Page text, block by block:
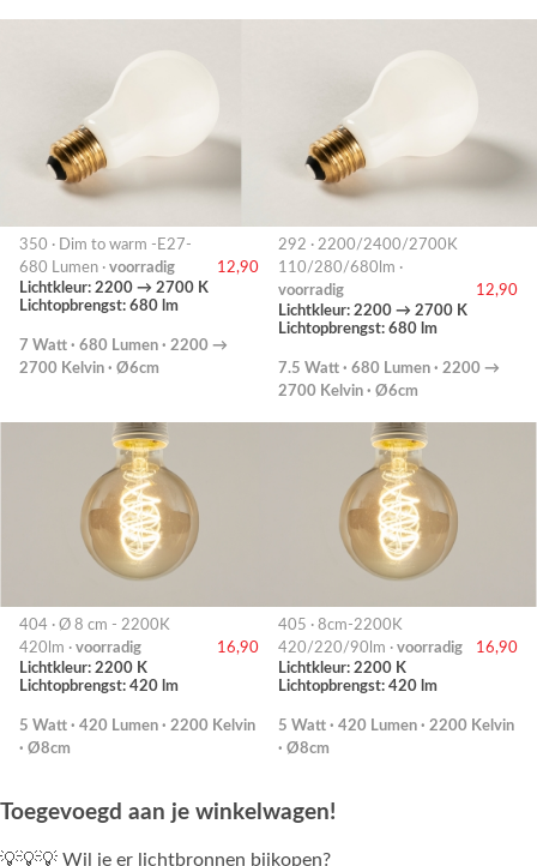
350 · Dim to warm -E27-
680 Lumen · voorradig
12,90
Lichtkleur: 2200 → 2700 K
Lichtopbrengst: 680 lm
7 Watt · 680 Lumen · 2200 →
2700 Kelvin · Ø6cm
292 · 2200/2400/2700K
110/280/680lm ·
voorradig
12,90
Lichtkleur: 2200 → 2700 K
Lichtopbrengst: 680 lm
7.5 Watt · 680 Lumen · 2200 →
2700 Kelvin · Ø6cm
404 · Ø 8 cm - 2200K
420lm · voorradig
16,90
Lichtkleur: 2200 K
Lichtopbrengst: 420 lm
5 Watt · 420 Lumen · 2200 Kelvin
· Ø8cm
405 · 8cm-2200K
420/220/90lm · voorradig
16,90
Lichtkleur: 2200 K
Lichtopbrengst: 420 lm
5 Watt · 420 Lumen · 2200 Kelvin
· Ø8cm
Toegevoegd aan je winkelwagen!
💡💡💡 Wil je er lichtbronnen bijkopen?